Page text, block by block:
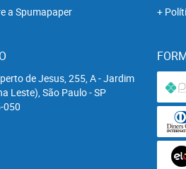
a Spumapaper
de Jesus, 255, A-Jardim
Leste), São Paulo-SP
050